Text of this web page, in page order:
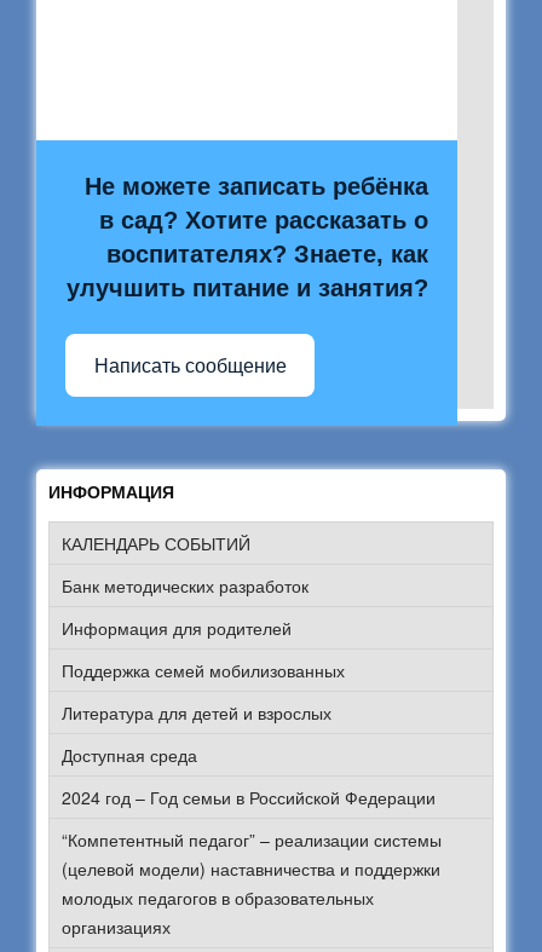
Не можете записать ребёнка
в сад? Хотите рассказать о
воспитателях? Знаете, как
улучшить питание и занятия?
Написать сообщение
ИНФОРМАЦИЯ
КАЛЕНДАРЬ СОБЫТИЙ
Банк методических разработок
Информация для родителей
Поддержка семей мобилизованных
Литература для детей и взрослых
Доступная среда
2024 год – Год семьи в Российской Федерации
“Компетентный педагог” – реализации системы
(целевой модели) наставничества и поддержки
молодых педагогов в образовательных
организациях